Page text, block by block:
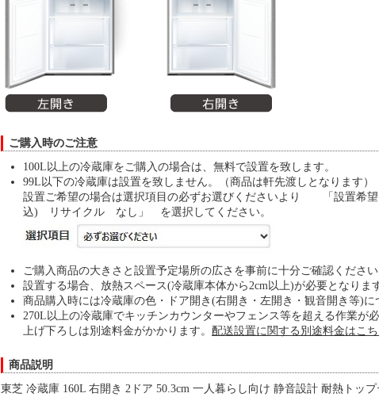
ご購入時のご注意
100L以上の冷蔵庫をご購入の場合は、無料で設置を致します。
99L以下の冷蔵庫は設置を致しません。（商品は軒先渡しとなります）
設置ご希望の場合は選択項目の必ずお選びくださいより 「設置
込) リサイクル なし」 を選択してください。
ご購入商品の大きさと設置予定場所の広さを事前に十分ご確認ください
設置する場合、放熱スペース(冷蔵庫本体から2cm以上)が必要となりま
商品購入時には冷蔵庫の色・ドア開き(右開き・左開き・観音開き等)に
270L以上の冷蔵庫でキッチンカウンターやフェンス等を超える作業
上げ下ろしは別途料金がかかります。 配送設置に関する別途料金はこち
商品説明
東芝 冷蔵庫 160L 右開き 2ドア 50.3cm 一人暮らし向け 静音設計 耐熱トッ